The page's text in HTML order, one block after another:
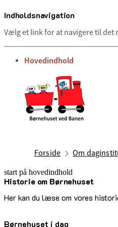
Indholdsnavigation
Vælg et link for at navigere til det
gå til
Hovedindhold
Forside Om
start på hovedindhold
Historie om Børnehuset
Her kan du læse om vores
senest opdateret 2. juli 2025
Børnehuset i dag